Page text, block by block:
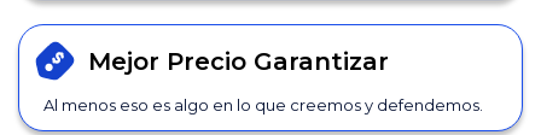
Mejor Precio Garantizar
Al menos eso es algo en lo que creemos y defendemos.